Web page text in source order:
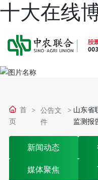
十大在线
首
页
公告文
件
山东省
监测报
新闻动态
媒体聚焦